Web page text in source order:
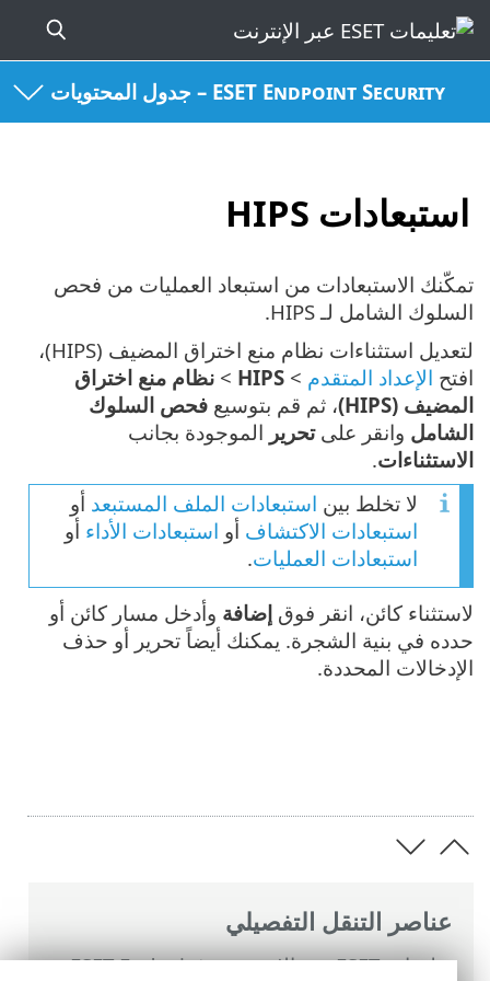
ESET Endpoint Security – جدول المحتويات
استبعادات HIPS
عناصر التنقل التفصيلي
تعليمات ESET عبر الإنترنت >
ESET Endpoint
تمكّنك الاستبعادات من استبعاد العمليات من فحص
السلوك الشامل لـ HIPS.
لتعديل استثناءات نظام منع اختراق المضيف (HIPS)،
افتح الإعداد المتقدم >
HIPS
> نظام منع اختراق
المضيف (HIPS)
، ثم قم بتوسيع فحص السلوك
الشامل وانقر علىتحرير الموجودة بجانب
الاستثناءات.
لا تخلط بين استبعادات الملف المستبعد أو
استبعادات الاكتشاف أو استبعادات الأداء أو
استبعادات العمليات.
لاستثناء كائن، انقر فوق إضافة وأدخل مسار كائن أو
حدده في بنية الشجرة. يمكنك أيضاً تحرير أو حذف
الإدخالات المحددة.